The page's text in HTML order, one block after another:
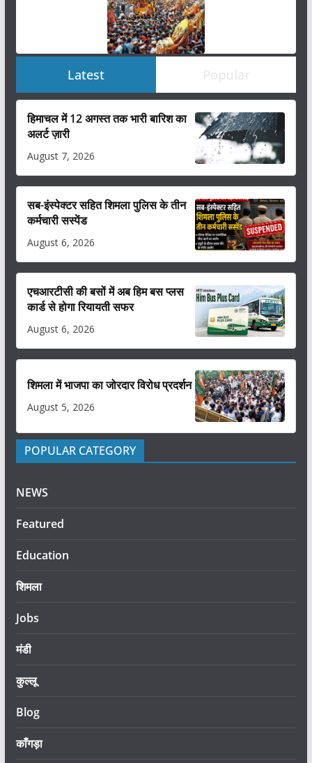
Latest Popular
हिमाचल में 12 अगस्त तक भारी बारिश का
अलर्ट ज़ारी
August 7, 2026
सब-इंस्पेक्टर सहित शिमला पुलिस के तीन
कर्मचारी सस्पेंड
August 6, 2026
एचआरटीसी की बसों में अब हिम बस प्लस
कार्ड से होगा रियायती सफर
August 6, 2026
शिमला में भाजपा का जोरदार विरोध प्रदर्शन
August 5, 2026
POPULAR CATEGORY
NEWS
Featured
Education
शिमला
Jobs
मंडी
कुल्लू
Blog
काँगड़ा